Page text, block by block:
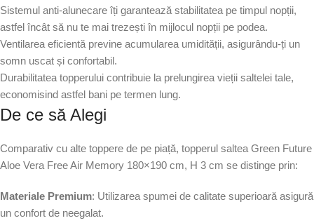
Sistemul anti-alunecare îți garantează stabilitatea pe timpul nopții,
astfel încât să nu te mai trezești în mijlocul nopții pe podea.
Ventilarea eficientă previne acumularea umidității, asigurându-ți un
somn uscat și confortabil.
Durabilitatea topperului contribuie la prelungirea vieții saltelei tale,
economisind astfel bani pe termen lung.
De ce să Alegi
Comparativ cu alte toppere de pe piață, topperul saltea Green Future
Aloe Vera Free Air Memory 180×190 cm, H 3 cm se distinge prin:
Materiale Premium: Utilizarea spumei de calitate superioară asigură
un confort de neegalat.